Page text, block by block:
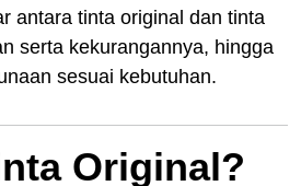
antara tinta original dan tinta
serta kekurangannya, hingga
sesuai kebutuhan.
Original?